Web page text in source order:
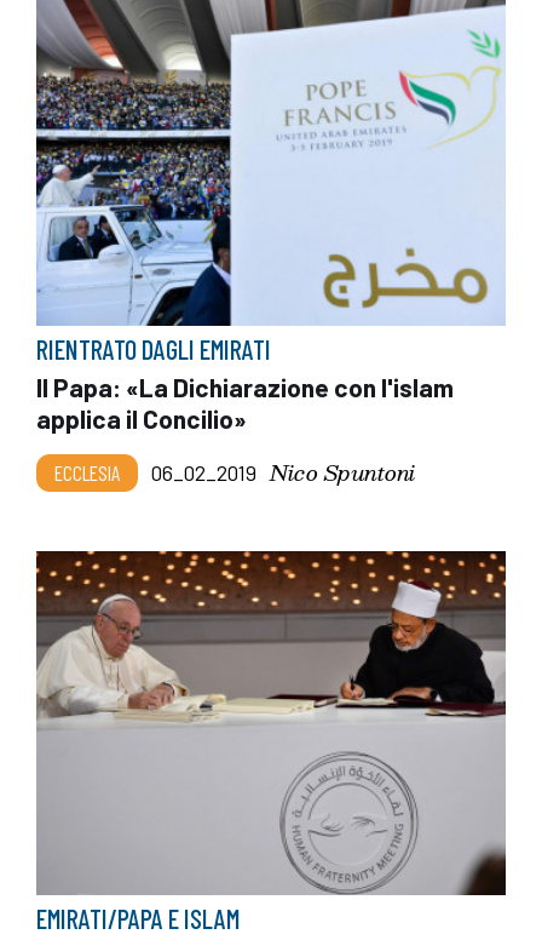
RIENTRATO DAGLI EMIRATI
Il Papa: «La Dichiarazione con l'islam
applica il Concilio»
ECCLESIA 06_02_2019 Nico Spuntoni
EMIRATI/PAPA E ISLAM